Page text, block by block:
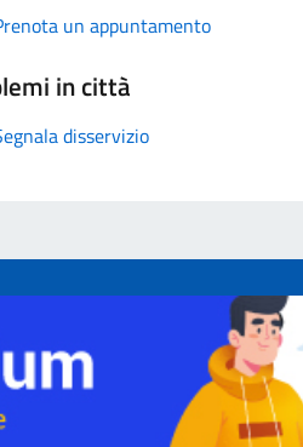
un appuntamento
in città
disservizio